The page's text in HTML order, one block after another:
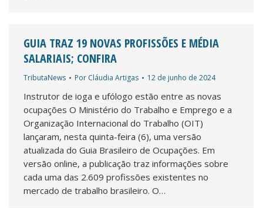
GUIA TRAZ 19 NOVAS PROFISSÕES E MÉDIA
SALARIAIS; CONFIRA
TributaNews Por Cláudia Artigas 12 de junho de 2024
Instrutor de ioga e ufólogo estão entre as novas
ocupações O Ministério do Trabalho e Emprego e a
Organização Internacional do Trabalho (OIT)
lançaram, nesta quinta-feira (6), uma versão
atualizada do Guia Brasileiro de Ocupações. Em
versão online, a publicação traz informações sobre
cada uma das 2.609 profissões existentes no
mercado de trabalho brasileiro. O…